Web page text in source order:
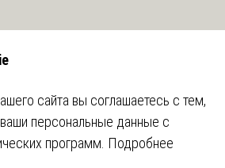
сайта вы соглашаетесь с тем,
персональные данные с
программ. Подробнее